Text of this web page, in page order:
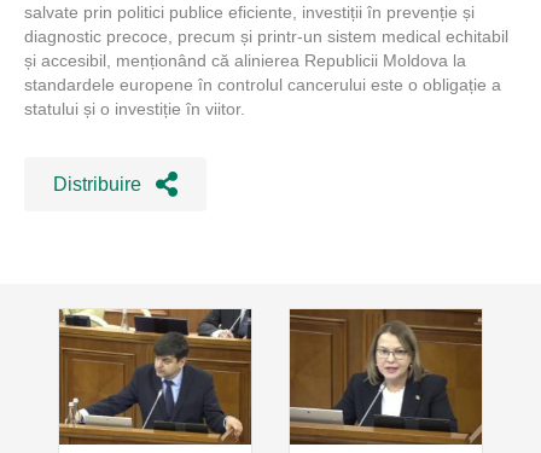
salvate prin politici publice eficiente, investiții în prevenție și
diagnostic precoce, precum și printr-un sistem medical echitabil
și accesibil, menționând că alinierea Republicii Moldova la
standardele europene în controlul cancerului este o obligație a
statului și o investiție în viitor.
Distribuire